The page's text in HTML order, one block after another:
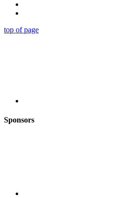
top of page
Sponsors